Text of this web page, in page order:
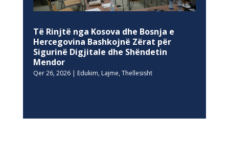
Të Rinjtë nga Kosova dhe Bosnja e
Hercegovina Bashkojnë Zërat për
Sigurinë Digjitale dhe Shëndetin
Mendor
Qer 26, 2026| Edukim, Lajme, Thellesisht